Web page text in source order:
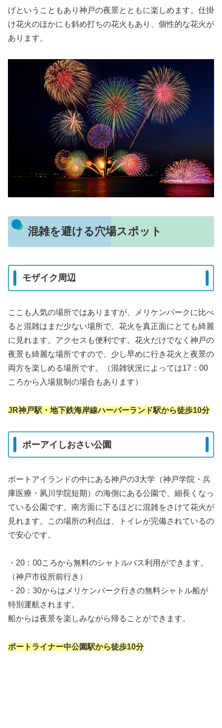
げということもあり神戸の夜景とともに楽しめます。仕掛
け花火のほかにも斜め打ちの花火もあり、個性的な花火が
あります。
混雑を避ける穴場スポット
モザイク周辺
ここも人気の場所ではありますが、メリケンパークに比べ
ると混雑はまだ少ない場所で、花火を真正面にとても綺麗
に見れます。アクセスも便利です。花火だけでなく神戸の
夜景も綺麗な場所ですので、少し早めに行き花火と夜景の
両方を楽しめる場所です。（混雑状況によっては17：00
ころから入場規制の場合もあります）
JR神戸駅・地下鉄海岸線ハーバーランド駅から徒歩10分
ポーアイしおさい公園
ポートアイランドの中にある神戸の3大学（神戸学院・兵
庫医療・夙川学院短期）の海側にある公園で、細長くなっ
ている公園です。南方面に下るほどに混雑をさけて花火が
見れます。この場所の利点は、トイレが完備されているの
で安心です。
・20：00ころから無料のシャトルバス利用ができます。
（神戸市役所前行き）
・20：30からはメリケンパーク行きの無料シャトル船が
特別運航されます。
船からは夜景を楽しみながら帰ることができます。
ポートライナー中公園駅から徒歩10分